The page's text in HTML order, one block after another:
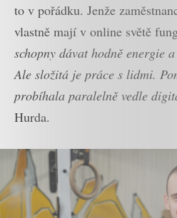
to v pořádku. Jenže
vlastně mají v online světě
schopny dávat hodně energie
Ale složitá je práce s lidmi.
probíhala paralelně vedle
Hurda.